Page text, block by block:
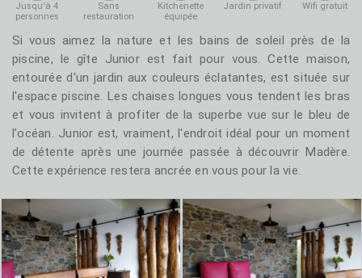
T2 - Sapateiro T2 - Calhau
Jusqu'à 4
personnes
Sans
restauration
Kitchenette
équipée
Jardin privatif Wifi gratuit
Si vous aimez la nature et les bains de soleil près de la
piscine, le gîte Junior est fait pour vous. Cette maison,
entourée d'un jardin aux couleurs éclatantes, est située sur
l'espace piscine. Les chaises longues vous tendent les bras
et vous invitent à profiter de la superbe vue sur le bleu de
l'océan. Junior est, vraiment, l'endroit idéal pour un moment
de détente après une journée passée à découvrir Madère.
Cette expérience restera ancrée en vous pour la vie.